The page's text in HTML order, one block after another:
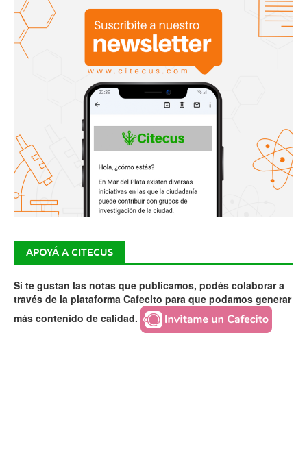
APOYÁ A CITECUS
Si te gustan las notas que publicamos, podés colaborar a
través de la plataforma Cafecito para que podamos generar
más contenido de calidad.